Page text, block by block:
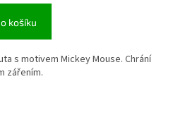
košíku
s motivem Mickey Mouse. Chrání
zářením.